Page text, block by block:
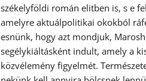
székelyföldi román elitben is, s e
amelyre aktuálpolitikai okokból
esnünk, hogy azt mondjuk,
segélykiáltásként indult, amely a
közvélemény figyelmét.